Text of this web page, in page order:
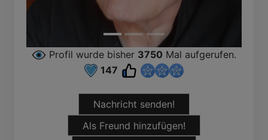
Profil wurde bisher 3750 Mal aufgerufen.
147
Nachricht senden!
Als Freund hinzufügen!